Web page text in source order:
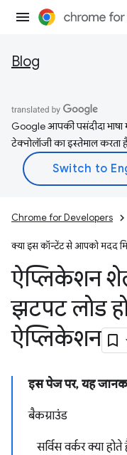
Blog
Google आपकी पसंदीदा
टेक्नोलॉजी का इस्तेमाल करता
Chrome for Developers
क्या इस कॉन्टेंट से आपको मदद
ऐप्लिकेशन
झटपट लोड
ऐप्लिकेशन
इस पेज पर, यह
बैकग्राउंड
सर्विस वर्कर क्या होते